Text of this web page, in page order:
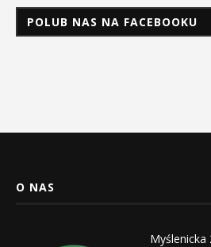
POLUB NAS NA FACEBOOKU
O NAS